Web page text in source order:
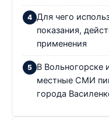
Для чего
показания,
применения
В Вольногорске
местные СМИ
города